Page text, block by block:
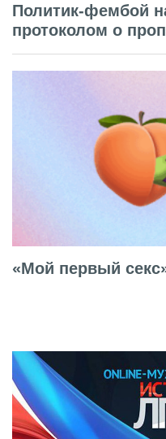
Политик-фембой
протоколом о
«Мой первый